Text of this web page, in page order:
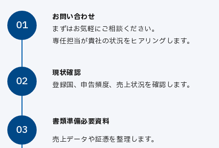
01
お問い合わせ
まずはお気軽にご相談ください。
専任担当が貴社の状況をヒアリングします。
02
現状確認
登録国、申告頻度、売上状況を確認します。
03
書類準備必要資料
売上データや証憑を整理します。